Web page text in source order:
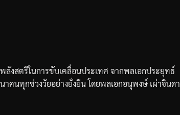
พลังสตรีในการขับเคลื่อนประเทศ จากพลเอกประยุทธ์
คนทุกช่วงวัยอย่างยั่งยืนโดยพลเอกอนุพงษ์ เผ่าจินดา